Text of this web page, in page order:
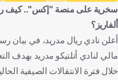
خوليان ألفاريز
الدوري
سخرية على منصة "إكس".. كيف
ألفاريز؟
أعلن نادي ريال مدريد، في بيان
مالي لنادي أتلتيكو مدريد بهدف
خلال فترة الانتقالات الصيفية